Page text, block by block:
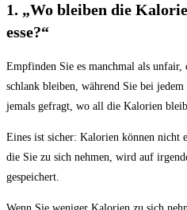
1. „Wo bleiben die
esse?“
Empfinden Sie es manchmal als unfair,
schlank bleiben, während Sie bei jedem
jemals gefragt, wo all die Kalorien
Eines ist sicher: Kalorien können nicht
die Sie zu sich nehmen, wird auf
gespeichert.